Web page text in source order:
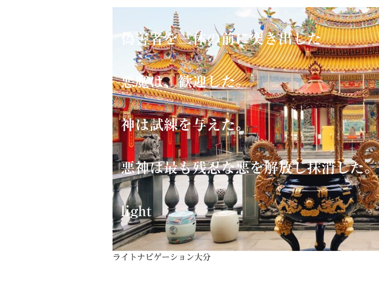
偽善者を三体の前に突き出した
悪魔は、歓迎した。
神は試練を与えた。
悪神は最も残忍な悪を解放し抹消した。
light
ライトナビゲーション大分